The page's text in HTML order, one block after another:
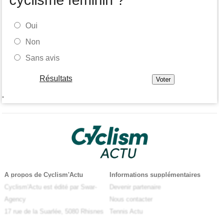
Oui
Non
Sans avis
Résultats
-
A propos de Cyclism'Actu
Cyclism'Actu est édité par Swar-
Agency
17 rue de la Suarlée, 5080 Rhisnes
Informations supplémentaires
Devenir partenaire
Nous contacter
Tennis Actu